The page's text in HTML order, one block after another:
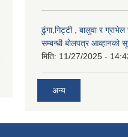
ढुंगा,गिट्टी , बालुवा र
सम्बन्धी बोलपत्र आव्हानको
मिति: 11/27/2025 -
अन्य